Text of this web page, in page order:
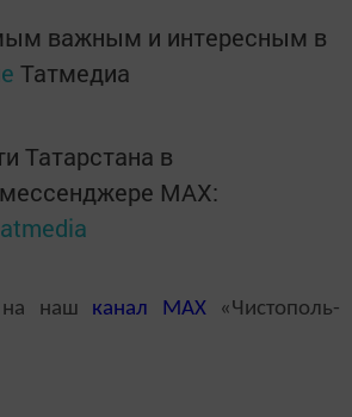
важным и интересным в
Татмедиа
Татарстана в
MАХ:
на наш канал MAX«Чистополь-